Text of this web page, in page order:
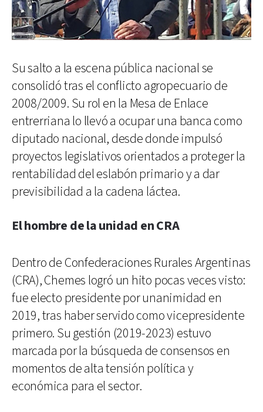
Su salto a la escena pública nacional se
consolidó tras el conflicto agropecuario de
2008/2009. Su rol en la Mesa de Enlace
entrerriana lo llevó a ocupar una banca como
diputado nacional, desde donde impulsó
proyectos legislativos orientados a proteger la
rentabilidad del eslabón primario y a dar
previsibilidad a la cadena láctea.
El hombre de la unidad en CRA
Dentro de Confederaciones Rurales Argentinas
(CRA), Chemes logró un hito pocas veces visto:
fue electo presidente por unanimidad en
2019, tras haber servido como vicepresidente
primero. Su gestión (2019-2023) estuvo
marcada por la búsqueda de consensos en
momentos de alta tensión política y
económica para el sector.